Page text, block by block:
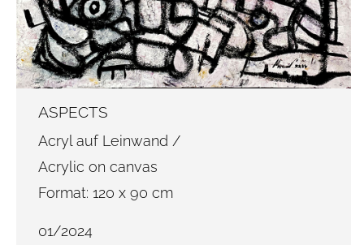
ASPECTS
Acryl auf Leinwand /
Acrylic on canvas
Format: 120 x 90 cm
01/2024